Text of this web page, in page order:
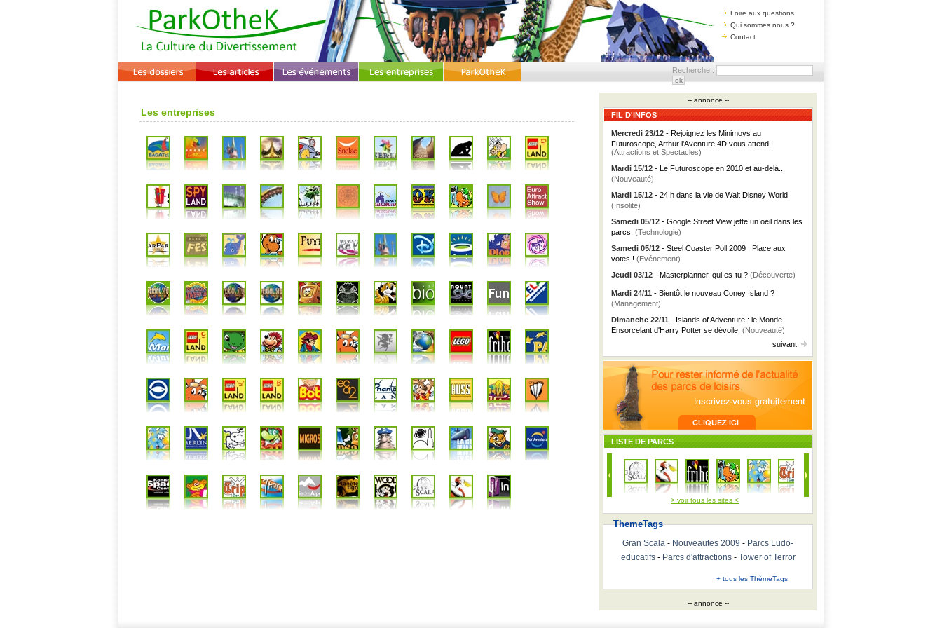
Foire aux questions
Qui sommes nous ?
Contact
Recherche :
Les entreprises
-- annonce --
FIL D'INFOS
Mercredi 23/12 - Rejoignez les Minimoys au
Futuroscope, Arthur l'Aventure 4D vous attend !
(Attractions et Spectacles)
Mardi 15/12 - Le Futuroscope en 2010 et au-delà...
(Nouveauté)
Mardi 15/12 - 24 h dans la vie de Walt Disney World
(Insolite)
Samedi 05/12 - Google Street View jette un oeil dans les
parcs. (Technologie)
Samedi 05/12 - Steel Coaster Poll 2009 : Place aux
votes ! (Evénement)
Jeudi 03/12 - Masterplanner, qui es-tu ? (Découverte)
Mardi 24/11 - Bientôt le nouveau Coney Island ?
(Management)
Dimanche 22/11 - Islands of Adventure : le Monde
Ensorcelant d'Harry Potter se dévoile. (Nouveauté)
suivant
LISTE DE PARCS
> voir tous les sites <
ThemeTags
Gran Scala - Nouveautes 2009 - Parcs Ludo-
educatifs- Parcs d'attractions- Tower of Terror
+ tous les ThèmeTags
-- annonce --